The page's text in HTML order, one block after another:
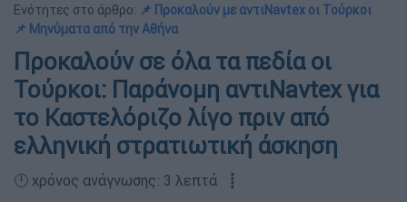
Ενότητες στο άρθρο: 📌 Προκαλούν με αντιNavtex οι Τούρκοι
📌 Μηνύματα από την Αθήνα
Προκαλούν σε όλα τα πεδία οι
Τούρκοι: Παράνομη αντιNavtex για
το Καστελόριζο λίγο πριν από
ελληνική στρατιωτική άσκηση
🕛 χρόνος ανάγνωσης: 3 λεπτά ┋